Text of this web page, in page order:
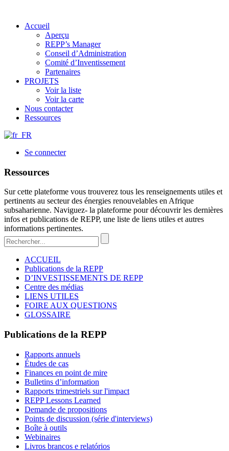
Accueil
Aperçu
REPP’s Manager
Conseil d’Administration
Comité d’Inventissement
Partenaires
PROJETS
Voir la liste
Voir la carte
Nous contacter
Ressources
Se connecter
Ressources
Sur cette plateforme vous trouverez tous les renseignements utiles et
pertinents au secteur des énergies renouvelables en Afrique
subsaharienne. Naviguez- la plateforme pour découvrir les dernières
infos et publications de REPP, une liste de liens utiles et autres
informations pertinentes.
ACCUEIL
Publications de la REPP
D’INVESTISSEMENTS DE REPP
Centre des médias
LIENS UTILES
FOIRE AUX QUESTIONS
GLOSSAIRE
Publications de la REPP
Rapports annuels
Études de cas
Finances en point de mire
Bulletins d’information
Rapports trimestriels sur l'impact
REPP Lessons Learned
Demande de propositions
Points de discussion (série d'interviews)
Boîte à outils
Webinaires
Livros brancos e relatórios